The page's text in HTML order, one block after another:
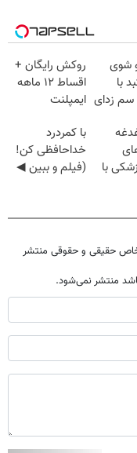
شوی
با
زدای
روکش رایگان +
اقساط ۱۲ ماهه
ایمپلنت
با
با کمردرد
خداحافظی کن!
(فیلم و ببین ◀
حقیقی و حقوقی منتشر
باشد منتشر نمی‌شود.